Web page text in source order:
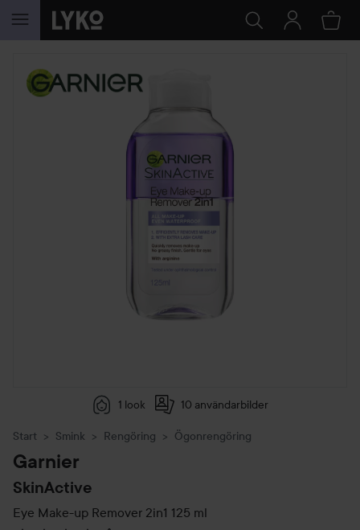
HOPPA TILL INNEHÅLLET
1 look 10 användarbilder
Start Smink Rengöring Ögonrengöring
Garnier
SkinActive
Eye Make-up Remover 2in1 125 ml